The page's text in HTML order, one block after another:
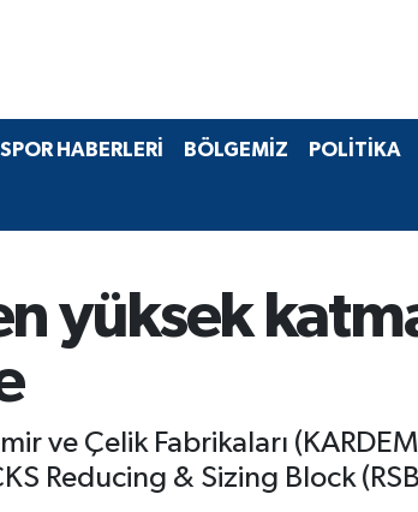
SPOR HABERLERİ BÖLGEMİZ POLİTİKA
yüksek
ve Çelik Fabrikaları
Reducing & Sizing Block